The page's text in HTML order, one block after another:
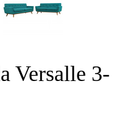
Versalle 3-